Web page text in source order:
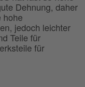
Dehnung, daher
hohe
jedoch leichter
Teile für
für